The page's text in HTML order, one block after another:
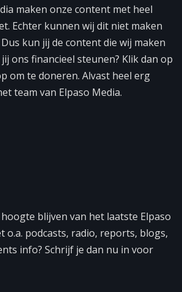
maken onze content met heel
Echter kunnen wij dit niet maken
kun jij de content die wij maken
ons financieel steunen? Klik dan op
om te doneren. Alvast heel erg
team van Elpaso Media.
blijven van het laatste Elpaso
o.a. podcasts, radio, reports, blogs,
info? Schrijf je dan nu in voor